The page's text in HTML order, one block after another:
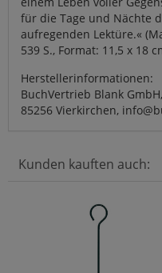
für die Tage und Nächte
aufregenden Lektüre.«
539 S., Format: 11,5 x 18
Herstellerinformationen:
BuchVertrieb Blank
85256 Vierkirchen,
Kunden kauften auch: